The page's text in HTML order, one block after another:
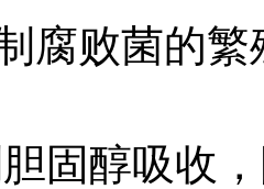
败菌的繁
醇吸收，